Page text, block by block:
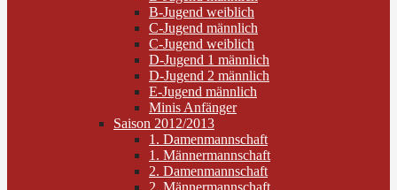
B-Jugend weiblich
C-Jugend männlich
C-Jugend weiblich
D-Jugend 1 männlich
D-Jugend 2 männlich
E-Jugend männlich
Minis Anfänger
Saison 2012/2013
1. Damenmannschaft
1. Männermannschaft
2. Damenmannschaft
2. Männermannschaft